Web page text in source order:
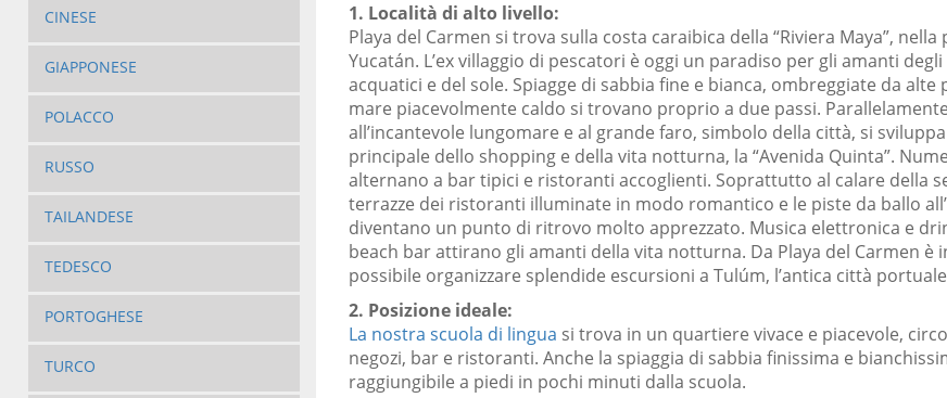
CINESE
GIAPPONESE
POLACCO
RUSSO
TAILANDESE
TEDESCO
PORTOGHESE
TURCO
1. Località di alto livello:
Playa del Carmen si trova sulla costa caraibica della “Riviera Maya”, nella
Yucatán. L’ex villaggio di pescatori è oggi un paradiso per gli amanti
acquatici e del sole. Spiagge di sabbia fine e bianca, ombreggiate da alte
mare piacevolmente caldo si trovano proprio a due passi. Parallelamente
all’incantevole lungomare e al grande faro, simbolo della città, si
principale dello shopping e della vita notturna, la “Avenida Quinta”.
alternano a bar tipici e ristoranti accoglienti. Soprattutto al calare della
terrazze dei ristoranti illuminate in modo romantico e le piste da ballo
diventano un punto di ritrovo molto apprezzato. Musica elettronica e
beach bar attirano gli amanti della vita notturna. Da Playa del Carmen è
possibile organizzare splendide escursioni a Tulúm, l’antica città
2. Posizione ideale:
La nostra scuola di lingua si trova in un quartiere vivace e piacevole,
negozi, bar e ristoranti. Anche la spiaggia di sabbia finissima e
raggiungibile a piedi in pochi minuti dalla scuola.